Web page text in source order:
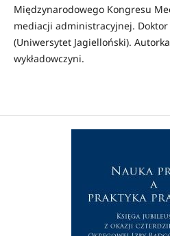
Międzynarodowego Kongresu
mediacji administracyjnej.
(Uniwersytet Jagielloński).
wykładowczyni.